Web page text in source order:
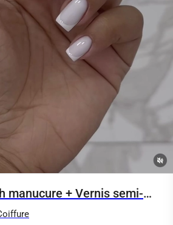
manucure + Vernis semi-
3D OU Caméléon